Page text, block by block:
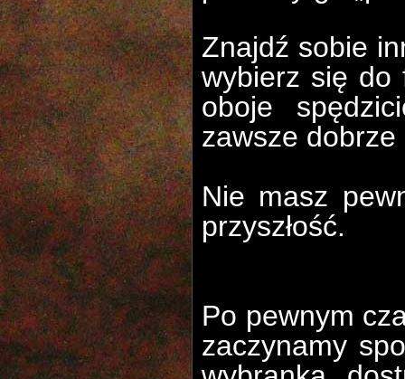
Znajdź sobie
wybierz się do
oboje
zawsze
Nie masz
przyszłość.
Po pewnym
zaczynamy